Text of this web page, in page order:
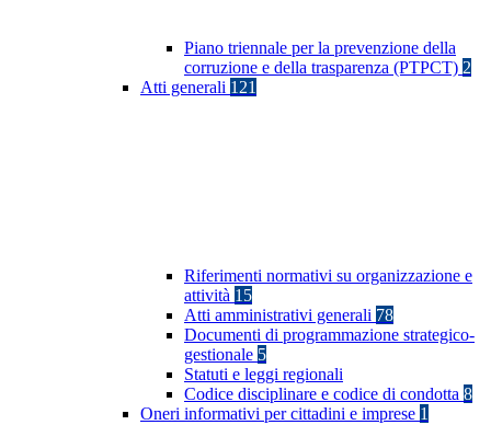
Piano triennale per la prevenzione della
corruzione e della trasparenza (PTPCT) 2
Atti generali 121
Riferimenti normativi su organizzazione e
attività 15
Atti amministrativi generali 78
Documenti di programmazione strategico-
gestionale 5
Statuti e leggi regionali
Codice disciplinare e codice di condotta 8
Oneri informativi per cittadini e imprese 1